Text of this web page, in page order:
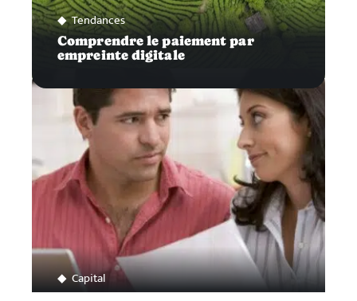
Tendances
Comprendre le paiement par
empreinte digitale
Capital